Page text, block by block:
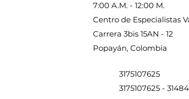
7:00 A.M. - 12:00 M.
Centro de Especialistas
Carrera 3bis 15AN - 12
Popayán, Colombia
3175107625
3175107625 -